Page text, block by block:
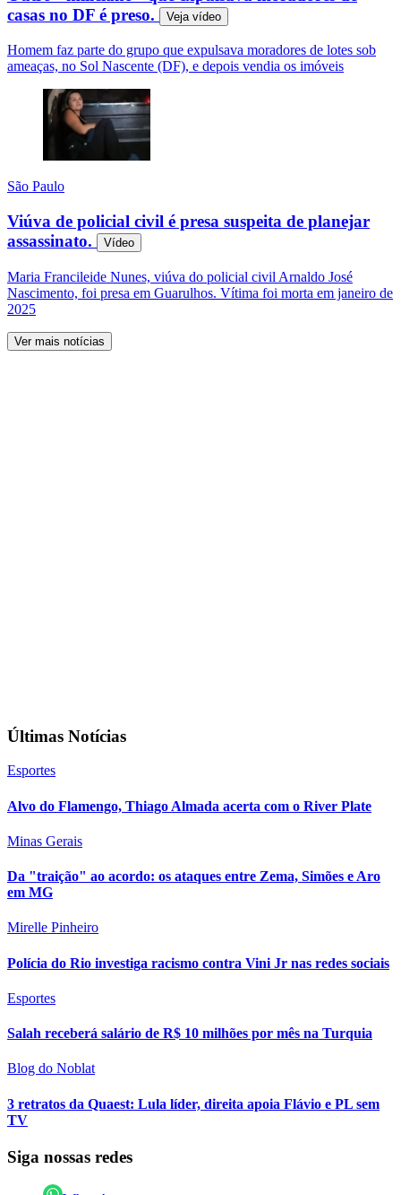
casas no DF é preso.
Veja vídeo
Homem faz parte do grupo que expulsava moradores de lotes sob
ameaças, no Sol Nascente (DF), e depois vendia os imóveis
São Paulo
Viúva de policial civil é presa suspeita de planejar
assassinato.
Vídeo
Maria Francileide Nunes, viúva do policial civil Arnaldo José
Nascimento, foi presa em Guarulhos. Vítima foi morta em janeiro de
2025
Ver mais notícias
Últimas Notícias
Esportes
Alvo do Flamengo, Thiago Almada acerta com o River Plate
Minas Gerais
Da "traição" ao acordo: os ataques entre Zema, Simões e Aro
em MG
Mirelle Pinheiro
Polícia do Rio investiga racismo contra Vini Jr nas redes sociais
Esportes
Salah receberá salário de R$ 10 milhões por mês na Turquia
Blog do Noblat
3 retratos da Quaest: Lula líder, direita apoia Flávio e PL sem
TV
Siga nossas redes